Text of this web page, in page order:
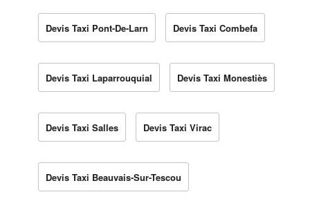
Devis Taxi Pont-De-Larn Devis Taxi Combefa
Devis Taxi Laparrouquial Devis Taxi Monestiès
Devis Taxi Salles Devis Taxi Virac
Devis Taxi Beauvais-Sur-Tescou